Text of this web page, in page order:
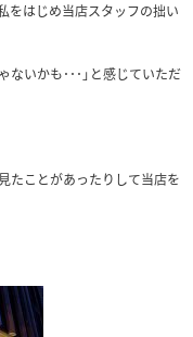
をはじめ当店スタッフの拙い
ないかも･･･」と感じていただ
たことがあったりして当店を